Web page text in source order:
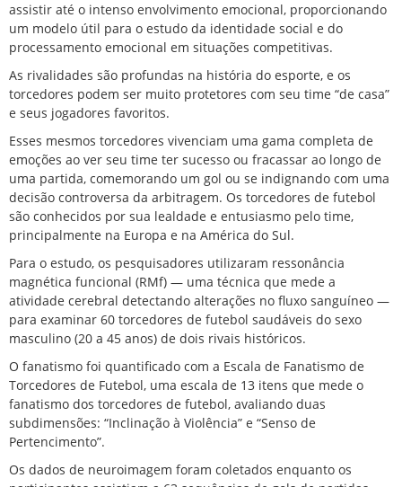
assistir até o intenso envolvimento emocional, proporcionando
um modelo útil para o estudo da identidade social e do
processamento emocional em situações competitivas.
As rivalidades são profundas na história do esporte, e os
torcedores podem ser muito protetores com seu time “de casa”
e seus jogadores favoritos.
Esses mesmos torcedores vivenciam uma gama completa de
emoções ao ver seu time ter sucesso ou fracassar ao longo de
uma partida, comemorando um gol ou se indignando com uma
decisão controversa da arbitragem. Os torcedores de futebol
são conhecidos por sua lealdade e entusiasmo pelo time,
principalmente na Europa e na América do Sul.
Para o estudo, os pesquisadores utilizaram ressonância
magnética funcional (RMf) — uma técnica que mede a
atividade cerebral detectando alterações no fluxo sanguíneo —
para examinar 60 torcedores de futebol saudáveis ​​do sexo
masculino (20 a 45 anos) de dois rivais históricos.
O fanatismo foi quantificado com a Escala de Fanatismo de
Torcedores de Futebol, uma escala de 13 itens que mede o
fanatismo dos torcedores de futebol, avaliando duas
subdimensões: “Inclinação à Violência” e “Senso de
Pertencimento”.
Os dados de neuroimagem foram coletados enquanto os